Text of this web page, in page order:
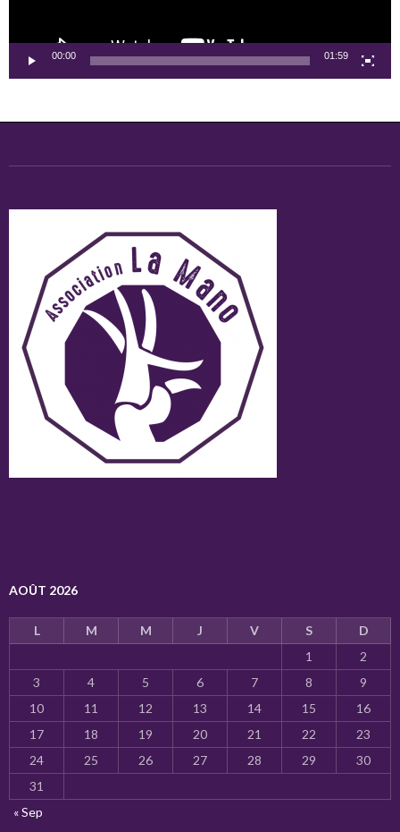
00:00 01:59
AOÛT 2026
L M M J V S
D
1
2
3
4 5 6 7 8
9
10
11 12 13 14 15
16
17
18 19 20 21 22
23
24
25 26 27 28 29
30
31
« Sep